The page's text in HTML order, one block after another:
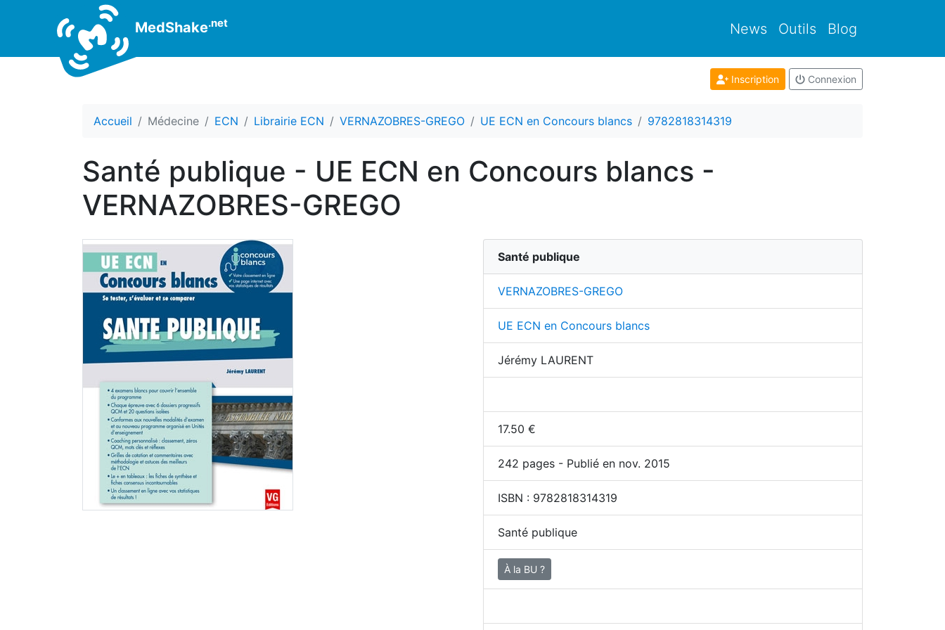
MedShake.net News Outils Blog
Inscription Connexion
Accueil Médecine ECN Librairie ECN VERNAZOBRES-GREGO UE ECN en Concours blancs 9782818314319
Santé publique - UE ECN en Concours blancs -
VERNAZOBRES-GREGO
Santé publique
VERNAZOBRES-GREGO
UE ECN en Concours blancs
Jérémy LAURENT
17.50 €
242 pages - Publié en nov. 2015
ISBN : 9782818314319
Santé publique
À la BU ?